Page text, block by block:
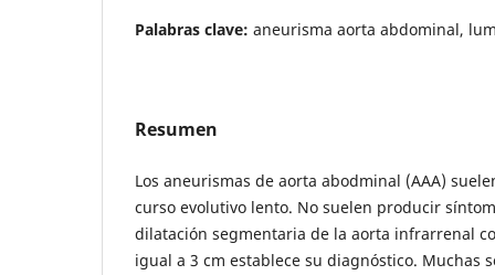
Palabras clave: aneurisma aorta abdominal,
Resumen
Los aneurismas de aorta abodminal (AAA)
curso evolutivo lento. No suelen producir
dilatación segmentaria de la aorta infrarrenal
igual a 3 cm establece su diagnóstico. Muchas